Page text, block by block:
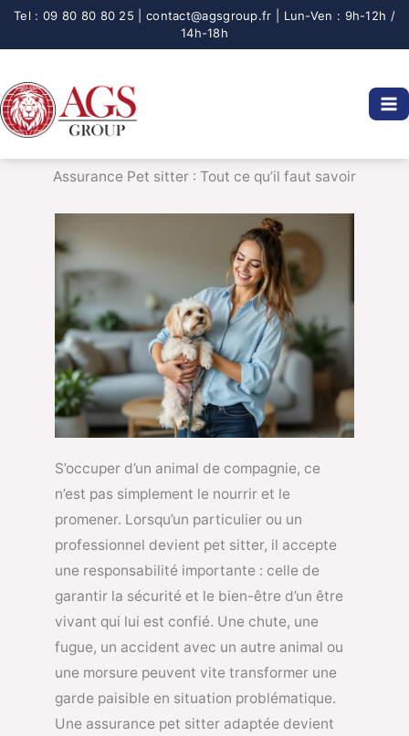
Aller
Assurance Pet sitter : Tout ce qu’il faut savoir
S’occuper d’un animal de compagnie, ce
n’est pas simplement le nourrir et le
promener. Lorsqu’un particulier ou un
professionnel devient pet sitter, il accepte
une responsabilité importante : celle de
garantir la sécurité et le bien-être d’un être
vivant qui lui est confié. Une chute, une
fugue, un accident avec un autre animal ou
une morsure peuvent vite transformer une
garde paisible en situation problématique.
Une assurance pet sitter adaptée devient